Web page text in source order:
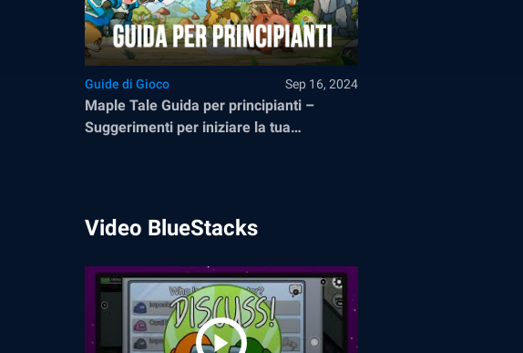
Guide di Gioco Sep 16, 2024
Maple Tale Guida per principianti –
Suggerimenti per iniziare la tua
Video BlueStacks